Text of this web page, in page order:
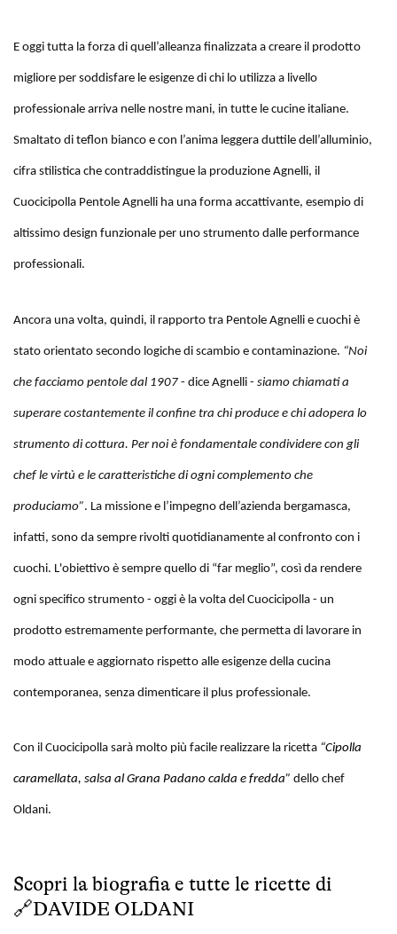
E oggi tutta la forza di quell’alleanza finalizzata a creare il prodotto
migliore per soddisfare le esigenze di chi lo utilizza a livello
professionale arriva nelle nostre mani, in tutte le cucine italiane.
Smaltato di teflon bianco e con l’anima leggera duttile dell’alluminio,
cifra stilistica che contraddistingue la produzione Agnelli, il
Cuocicipolla Pentole Agnelli ha una forma accattivante, esempio di
altissimo design funzionale per uno strumento dalle performance
professionali.
Ancora una volta, quindi, il rapporto tra Pentole Agnelli e cuochi è
stato orientato secondo logiche di scambio e contaminazione. “Noi
che facciamo pentole dal 1907 - dice Agnelli - siamo chiamati a
superare costantemente il confine tra chi produce e chi adopera lo
strumento di cottura. Per noi è fondamentale condividere con gli
chef le virtù e le caratteristiche di ogni complemento che
produciamo”. La missione e l’impegno dell’azienda bergamasca,
infatti, sono da sempre rivolti quotidianamente al confronto con i
cuochi. L'obiettivo è sempre quello di “far meglio”, così da rendere
ogni specifico strumento - oggi è la volta del Cuocicipolla - un
prodotto estremamente performante, che permetta di lavorare in
modo attuale e aggiornato rispetto alle esigenze della cucina
contemporanea, senza dimenticare il plus professionale.
Con il Cuocicipolla sarà molto più facile realizzare la ricetta “Cipolla
caramellata, salsa al Grana Padano calda e fredda” dello chef
Oldani.
Scopri la biografia e tutte le ricette di
🔗DAVIDE OLDANI